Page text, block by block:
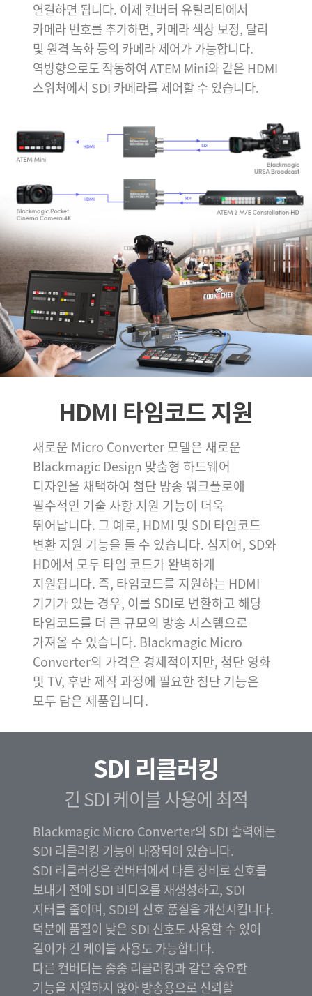
연결하면 됩니다. 이제 컨버터 유틸리티에서
카메라 번호를 추가하면, 카메라 색상 보정, 탈리
및 원격 녹화 등의 카메라 제어가 가능합니다.
역방향으로도 작동하여 ATEM Mini와 같은 HDMI
스위처에서 SDI 카메라를 제어할 수 있습니다.
HDMI 타임코드 지원
새로운 Micro Converter 모델은 새로운
Blackmagic Design 맞춤형 하드웨어
디자인을 채택하여 첨단 방송 워크플로에
필수적인 기술 사항 지원 기능이 더욱
뛰어납니다. 그 예로, HDMI 및 SDI 타임코드
변환 지원 기능을 들 수 있습니다. 심지어, SD와
HD에서 모두 타임 코드가 완벽하게
지원됩니다. 즉, 타임코드를 지원하는 HDMI
기기가 있는 경우, 이를 SDI로 변환하고 해당
타임코드를 더 큰 규모의 방송 시스템으로
가져올 수 있습니다. Blackmagic Micro
Converter의 가격은 경제적이지만, 첨단 영화
및 TV, 후반 제작 과정에 필요한 첨단 기능은
모두 담은 제품입니다.
SDI 리클러킹
긴 SDI 케이블 사용에 최적
Blackmagic Micro Converter의 SDI 출력에는
SDI 리클러킹 기능이 내장되어 있습니다.
SDI 리클러킹은 컨버터에서 다른 장비로 신호를
보내기 전에 SDI 비디오를 재생성하고, SDI
지터를 줄이며, SDI의 신호 품질을 개선시킵니다.
덕분에 품질이 낮은 SDI 신호도 사용할 수 있어
길이가 긴 케이블 사용도 가능합니다.
다른 컨버터는 종종 리클러킹과 같은 중요한
기능을 지원하지 않아 방송용으로 신뢰할